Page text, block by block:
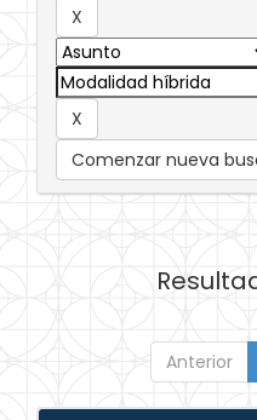
Comenzar nueva
Anterior